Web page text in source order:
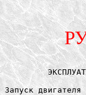
	 ЭКСПЛУАТАЦИЯ ТАНКА

Запуск двигателя
Запускать двигатель можно только убедившись в его исправности и в наличии топлива, масла и воды в
соответствующих системах.
Запускать двигатель нужно так:
1) Поставить топливный распределительный кран на группу баков (по надписям на моторной перегородке).
2) Поставить воздушный кран на ту же группу баков (по меткам на диске крана).
3) Включить выключатель массы. Перед его включением проверить, выключен ли мотор .поворота башни;
если мотор не будет выключен, может произойти самопроизвольное вращение башни или повреждение
электромотора (если башня застопорена).
4) Создать ручным насосом давление в топливных баках.
5) Открыть кран для выпуска воздуха из топливной системы и держать его открытым до тех пор, пока из
крана не потечёт струйка топлива без пузырьков воздуха, после чего закрыть кран.
6) Довести ручным насосом давление в масляной магистрали до 0,5...1 ат.
7) Поставить рычаг кулисы в нейтральное положение.
8) Установить рукоятку ручной подачи топлива на подачу, соответствующую устойчивым оборотам
холостого хода (600...700 об/мин).
9) Нажать кнопку стартера, дать несколько оборотов валу двигателя и слегка нажать на педаль привода к
топливному насосу.
10)Как только двигатель заработает, установить минимально устойчивые обороты (600...700 об/мин), а когда
двигатель начнёт устойчиво работать, соединить топливные баки с атмосферой через воздушный
распределительный кран.
Примечание. Если электропуск неисправен, запускать двигатель надо сжатым воздухом, для чего открыть вентиль на
баллоне и редукционный кран, а когда двигатель начнет работать, немедленно закрыть их.
При работе двигателя показания контрольных приборов должны быть следующими:
На холостом режиме:
1. Минимально устойчивые обороты 600...700 об/мин
2. Давление масла не ниже 2 ат
На эксплуатационных режимах:
1. Эксплуатационные обороты 1600...1700 об/мин
2. Давление масла 6...9 ат
3. Температура выходящего масла не выше 105°С
4. Температура выходящей воды не выше 105°С
Запрещается непрерывная, длительная работа при педали, нажатой до упора в трубу, независимо от числа
оборотов, развиваемых двигателем.

Трогание танка с места
Движение танка надо начинать сразу на 2-й передаче и лишь в особо тяжелых: для движения условиях
(подъём, болото, глубокий снег и т. д.) — на первой передаче. Чтобы начать движение, надо выключить
главный фрикцион и после паузы в 2...3 секунды включить передачу. Главный фрикцион включить плавно,
одновременно увеличивая число оборотов двигателя.
Переключение передач при движении танка
С низшей .передачи на высшую переходить так: дать разгон танку, выключить главный фрикцион, отпустить
педаль газа и одновременно переключиться на следующую высшую передачу путём перевода рычага кулисы
через нейтральное положение.
Для достижения бесшумного и лёгкого переключения передачи рекомендуется применять двойное
выключение главного фрикциона, а именно: после разгона выключить главный фрикцион, отпустить педаль
газа, затем одновременно вывести рычаг кулисы в нейтральное положение и включить главный фрикцион без
всякой паузы, после чего выключить главный фрикцион и одновременно с этим включить следующую высшую
передачу.
Переходить же с высшей передачи на низшую надо так: сбавить обороты, выключить главный фрикцион,
вывести рычаг кулисы в нейтральное положение и включить главный фрикцион, затем дать газ
(промежуточный) и выключить главный фрикцион, одновременно включив низшую передачу.
Переход с высшей передачи на низшую без промежуточного газа производится в той же последовательности,
только перед включением надо сделать выдержку, т. е. сбавить скорость движения танка (допускается
притормаживание).
Повороты танка
Поворот танка осуществляется путём замедления вращения или остановки одной из гусениц— той, в сторону
которой должен быть сделан поворот. Вторая гусеница, продолжая перематываться, поворачивает танк. Для
замедления вращения гусеницы нужно выключить соответствующий бортовой фрикцион или притормозить
гусеницу.
Повороты надо производить с таким расчётом, чтобы был. исключён перегрев тормозных лент и барабанов
бортовых фрикционов, т. е. надо избегать частых торможений и поворотов с малыми радиусами. Повороты на
месте производить на 1-й передаче с полным торможением барабанов без пробуксовки.
Повороты на песке, рыхлом грунте, глубоком снегу осуществлять в несколько приёмов.
Крутые повороты, как правило, начинать с малых оборотов, увеличивая их к концу поворота.
На крутых подъёмах и спусках, а также при преодолении бродов и болот стараться не производить никаких
поворотов.
На обледенелых участках повороты производить на низших, передачах плавным выключением бортовых
фрикционов на малом газе.

Торможение и остановка танка
Для уменьшения скорости движения и для остановки танка производится торможение его либо при помощи
двигателя (уменьшая или полностью прекращая подачу топлива), либо при помощи тормозов.
В отношении торможения надо руководствоваться следующими общими правилами:
1) Избегать торможения при бортовом крене танка, а также при движении на большой скорости.
2) При торможении направлять танк так, чтобы обе его гусеницы имели, по возможности, одинаковые
сцепления с грунтом.
3) При торможении двигателем не допускать превышения допускаемого наибольшего числа оборотов
двигателя, разбиваемых перематыванием гусеничных лент.
4) При торможении двигателем, особенно на низших передачах и на спусках, не выключать главный
фрикцион до окончания спуска.
Для того чтобы остановить танк, надо: сбавить обороты двигателя, выключить главный фрикцион, вывести
рычаг кулисы в нейтральное положение и включить главный фрикцион— танк остановится.
В необходимых случаях можно ускорить остановку тормозом. Перед остановкой двигателя надо сбавить
обороты и дать ему проработать на холостом режиме 1...2 минуты, а затем прекратить ручным приводом к
топливному насосу подачу топлива, и только после этого останавливать двигатель. Остановив двигатель, нужно
выключить выключатель массы и при помощи топливного распределительного крана отключить топливные
баки от двигателя (последнее на кратковременных остановках не обязательно).
Движение по пересеченной местности
По пересеченной местности водить танк надо так, чтобы обеспечить экипажу, по возможности, лучшие
условия работы. Пни, кочки, камни и т.п., не превышающие высоты клиренса танка, следует пропускать между
гусеницами, а препятствий и участков, затрудняющих движение танка, по возможности, избегать.
Движение танка на подъёмах, спусках и косогорах надо рассчитывать таким образом, чтобы не производить
переключения передач, поворотов и остановок. При этом подъёмы и уклоны одинаковой крутизны
преодолевать на одной и той же передаче.
При кратковременной остановке на подъёме или на уклоне нужно сбавлять обороты двигателя и
одновременно брать на себя до отказа рычаги бортовых фрикционов (при выключенных бортовых фрикционах
танк удерживается на тормозах). При длительной же остановке на подъёме или уклоне надо выключать
главный фрикцион и взять танк на горный тормоз, а также вывести рычаг кулисы в нейтральное положение и
включить главный фрикцион, зафиксировав педаль горного тормоза защёлкой.
Для продолжения движения после такой остановки необходимо взять на себя до отказа рычаги бортовых
фрикционов, отпустить педаль горного тормоза:, не отпуская рычагов (правый рычаг придерживать коленом),
включить передачу и, увеличивая число оборотов двигателя, плавно отпустить рычаги бортовых фрикционов.
При трогании с места на косогоре надо отпускать рычаги поочерёдно: при правом крене— первым отпускать
правый рычаг, при левом— левый рычаг.
Преодолевать брод нужно лишь после тщательной разведки. Передачу для преодоления брода выбирать с
таким расчётом, чтобы обеспечить необходимое для этого тяговое усилие. Поворотов и остановок избегать и
принимать все меры к тому, чтобы вода не попала в это время во внутрь танка.
Движение по лесным массивам, как правило, производить на 1-й и 2-й передачах, стараясь не наезжать
днищем на пни и стволы сваленных деревьев, чтобы избежать возможного при этом зависания танка.
Преодолевать специальные противотанковые препятствия надо по своему усмотрению (если нет особых
инструкций).
Противопожарное оборудование
Танк Т-34 снабжён двумя тетрахлорными ручными огнетушителями, устанавливаемыми на правом и левом
бортах отделения управления. Применяются огнетушители двух типов: типа РА с зарядом в 4,8 кг (3 л)
тетрахлора и типа РАВ с зарядом в 3,2 кг (2 л) тетрахлора.
Для тушения пожара огнетушителем типа РА надо, сняв его, сорвать с ударника предохранительную
пластинку и. не переворачивая огнетушитель, с силой ударить по кнопке ударника, направив струю тетрахлора
на очаг горения.
При пользовании же огнетушителем РАВ надо снять его и, держа его вентилем вниз, открыть вентиль и
направить струю тетрахлора на очаг горения.
Заряженный огнетушитель типа РАВ установить и хранить в танке вентилем вниз.
Состояние огнетушителей необходимо проверять не реже одного раза в месяц, выявляя прежде всего
количество тетрахлора в корпусе огнетушителя (нормальное для огнетушителя РА-количество 4,8 кг, для
огнетушителя РАВ 3,2 кг).
Кроме того, в баллоне огнетушителя РА проверить количество жидкой углекислоты путём взвешивания
баллона. Разница между полученным весом и весом, обозначенным на табличке баллона., не должна
превышать 2 г. При большой разнице в весе баллон подлежит замене.
В огнетушителе РАВ проверить манометром давление сжатого воздуха или сжатой углекислоты в корпусе:
оно должно быть в пределах 10...12 ат. При меньшем давлении огнетушитель необходимо сдать на зарядку.
При пользовании огнетушителем в закрытом танке нужно надеть противогаз, так как тетрахлор, попадая на
горячие поверхности, разлагается и выделяет удушливый газ— фосген.

СОВЕТЫ ЭКИПАЖУ ТАНКА ПО БЫСТРОМУ УСТРАНЕНИЮ В БОЕВОЙ ОБСТАНОВКЕ ПОВРЕЖДЕНИЙ ТАНКА

В системе охлаждения.
1) Если сорван хвостовик водяной помпы, то показателями этого могут служить отсутствие в системе
охлаждения циркуляции воды и ее высокая температура, не пони